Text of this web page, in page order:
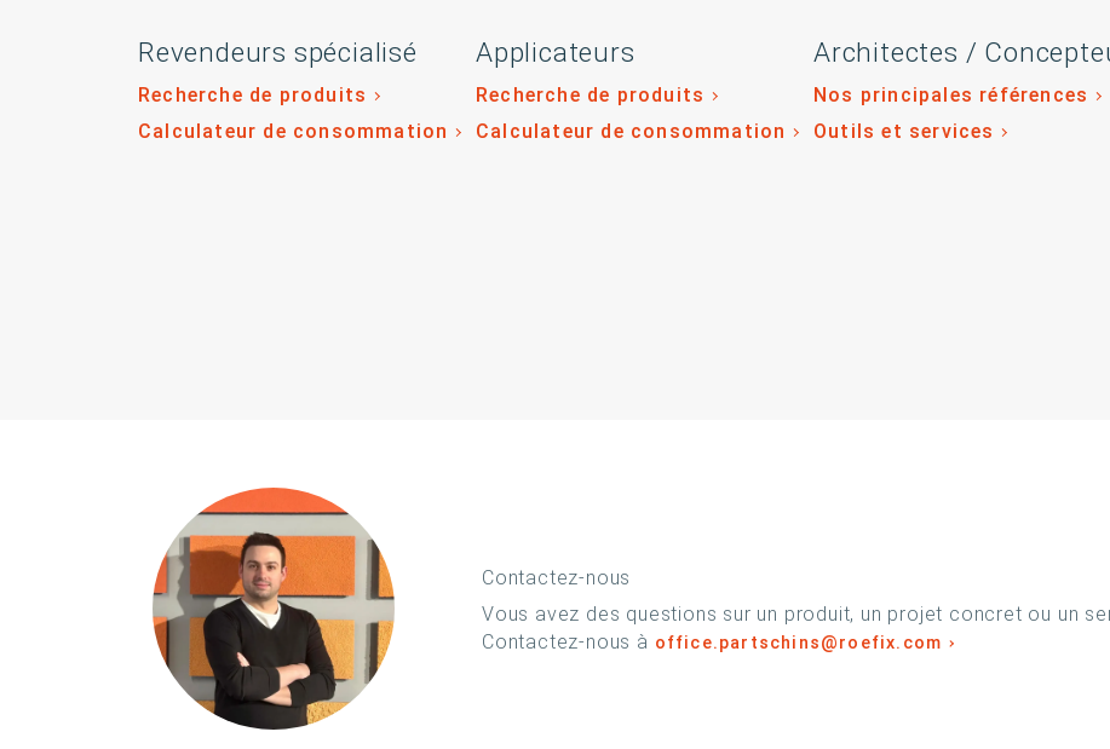
Revendeurs spécialisé
Recherche de produits
Calculateur de consommation
Applicateurs
Recherche de produits
Calculateur de consommation
Architectes /
Nos principales références
Outils et services
Contactez-nous
Vous avez des questions sur un produit, un projet concret ou un
Contactez-nous à office.partschins@roefix.com